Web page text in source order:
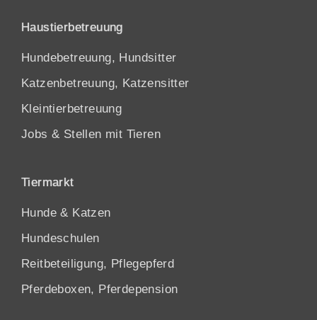
Haustierbetreuung
Hundebetreuung, Hundsitter
Katzenbetreuung, Katzensitter
Kleintierbetreuung
Jobs & Stellen mit Tieren
Tiermarkt
Hunde & Katzen
Hundeschulen
Reitbeteiligung, Pflegepferd
Pferdeboxen, Pferdepension